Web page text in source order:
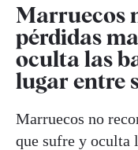
Marruecos
pérdidas
oculta las
lugar entre
Marruecos no
que sufre y oculta